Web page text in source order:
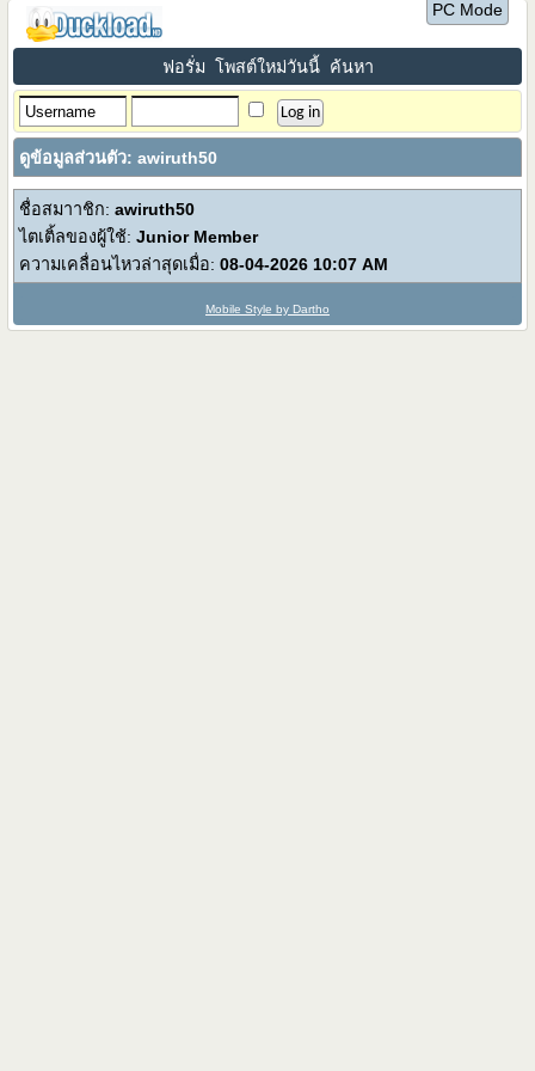
PC Mode
ฟอรั่ม โพสต์ใหม่วันนี้ ค้นหา
ดูข้อมูลส่วนตัว: awiruth50
ชื่อสมาาชิก:awiruth50
ไตเติ้ลของผู้ใช้:Junior Member
ความเคลื่อนไหวล่าสุดเมื่อ: 08-04-2026 10:07 AM
Mobile Style by Dartho